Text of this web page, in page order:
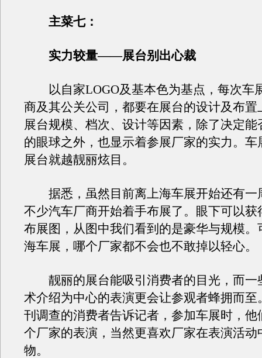
主菜七：
实力较量——展台别出心裁
以自家LOGO及基本色为基点，每次车
商及其公关公司，都要在展台的设计及布置
展台规模、档次、设计等因素，除了决定能
的眼球之外，也显示着参展厂家的实力。车
展台就越靓丽炫目。
据悉，虽然目前离上海车展开始还有一
不少汽车厂商开始着手布展了。眼下可以获
布展图，从图中我们看到的是豪华与规模。
海车展，哪个厂家都不会也不敢掉以轻心。
靓丽的展台能吸引消费者的目光，而一
术介绍为中心的表演更会让参观者蜂拥而至
刊调查的消费者告诉记者，参加车展时，他
个厂家的表演，当然更喜欢厂家在表演活动
物。